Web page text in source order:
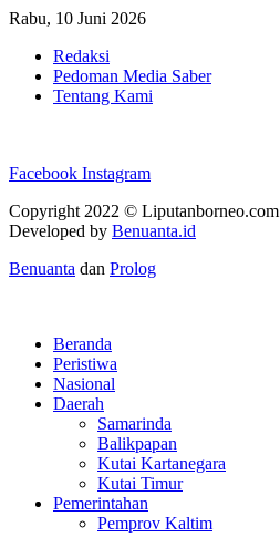
Rabu, 10 Juni 2026
Redaksi
Pedoman Media Saber
Tentang Kami
Facebook Instagram
Copyright 2022 © Liputanborneo.com
Developed by Benuanta.id
Benuanta dan Prolog
Beranda
Peristiwa
Nasional
Daerah
Samarinda
Balikpapan
Kutai Kartanegara
Kutai Timur
Pemerintahan
Pemprov Kaltim